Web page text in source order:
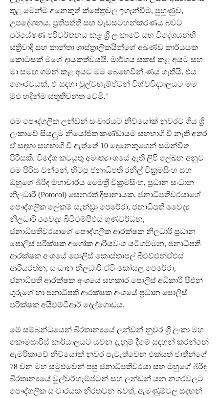
තුළ මෙන්ම අනෙකුත් ක්ෂේත්‍රවල ඉගැන්වීම, පුහුණුව,
උපදේශනය, ප්‍රතිපත්ති සහ වැඩසටහන්කරණය බවට
පර්යේෂණ පරිවර්තනය කළ ශ්‍රී ලංකාවේ සහ විදේශයන්හි
ස්ත්‍රීවාදී සහ කාන්තා ශාස්ත්‍රාලිකයින්ගේ අඛණ්ඩ කාර්යයක
කොටසක් මගේ දායකත්වයයි. මාර්ගය සකස් කළ අයට සහ
මා සමඟ ගමන් කළ අයට මම බෙහෙවින් ණය ගැතියි. එය
ගෞරවයක්, ඒ සඳහා වුල්වහැම්ප්ටන් විශ්වවිද්‍යාලයට මම
මුළු හදින්ම ස්තූතිවන්ත වෙමි.’
එම පෞද්ගලික ලන්ඩන් සංචාරයට නිව්යෝක් නුවරට ගිය ශ්‍රී
ලංකාවේ සියලුම නියෝජිත කණ්ඩායම සහභාගි වී නැති අතර
ඒ සඳහා සහභාගි වී ඇත්තේ 10 දෙනෙකුගෙන් සමන්විත
පිරිසකි. විදේශ කටයුතු අමාත්‍යාංශයේ ඇති ලිපි ලේඛන අනුව
එම පිරිස වන්නේ, හිටපු ජනාධිපති රනිල් වික්‍රමසිංහ සහ
ඔහුගේ බිරිද මහාචාර්ය මෛත්‍රී වික්‍රමසිංහ, ප්‍රධාන සංධාන
නිලධාරි (Potocol) සෙනරත් දිසානායක, ජනාධිපතිවරයාගේ
පෞද්ගලික ලේකම් සැන්ඩ්‍රා පෙරේරා, ජනාධිපති වෛද්‍ය
නිලධාරි වෛද්‍ය බීටීඑම්පීඑස් ගුණවර්ධන,
ජනාධිපතිවරයාගේ පෞද්ගලික ආරක්ෂක නිලධාරි ප්‍රධාන
පොලිස් පරීක්ෂක අශෝක ආරියවංශ යටිගම්මන, ජනාධිපති
ආරක්ෂක අංශයේ පොලිස් කොස්තාපල් බීඑච්එන්ඒඑස්
ආරියරත්න, සංධාන නිලධාරි ඒටී කෝසල පෙරේරා,
ජනාධිපති ආරක්ෂක අංශයේ සහකාර පොලිස් අධිකාරි පීඑන්
ගුරුගේ හා ජනාධිපති ආරක්ෂක අංශයේ ප්‍රධාන පොලිස්
පරීක්ෂක අයිඑම්ටීආර් දෙල්ගොඩය.
මේ සම්බන්ධයෙන් බි්‍රතාන්‍යයේ ලන්ඩන් නුවර ශ්‍රී ලංකා මහ
කොමසාරිස් කාර්යාලයට යවන දැනුම් දීමේ සඳහන් කරන්නේ
ඇමරිකාවේ නිව්යෝක් නුවර පැවැත්වෙන එක්සත් ජාතීන්ගේ
78 වන මහ සමුළුවෙන් පසු ජනාධිපතිවරයා සහ ඔහුගේ බිරිඳ
බි්‍රතාන්‍යයේ වුල්වර්හැම්ප්ටන් සහ ලන්ඩන් යන නගරවලට
පෞද්ගලික සංචාරයක නිරතවන බවත්, ඇමණුම්වල සඳහන්